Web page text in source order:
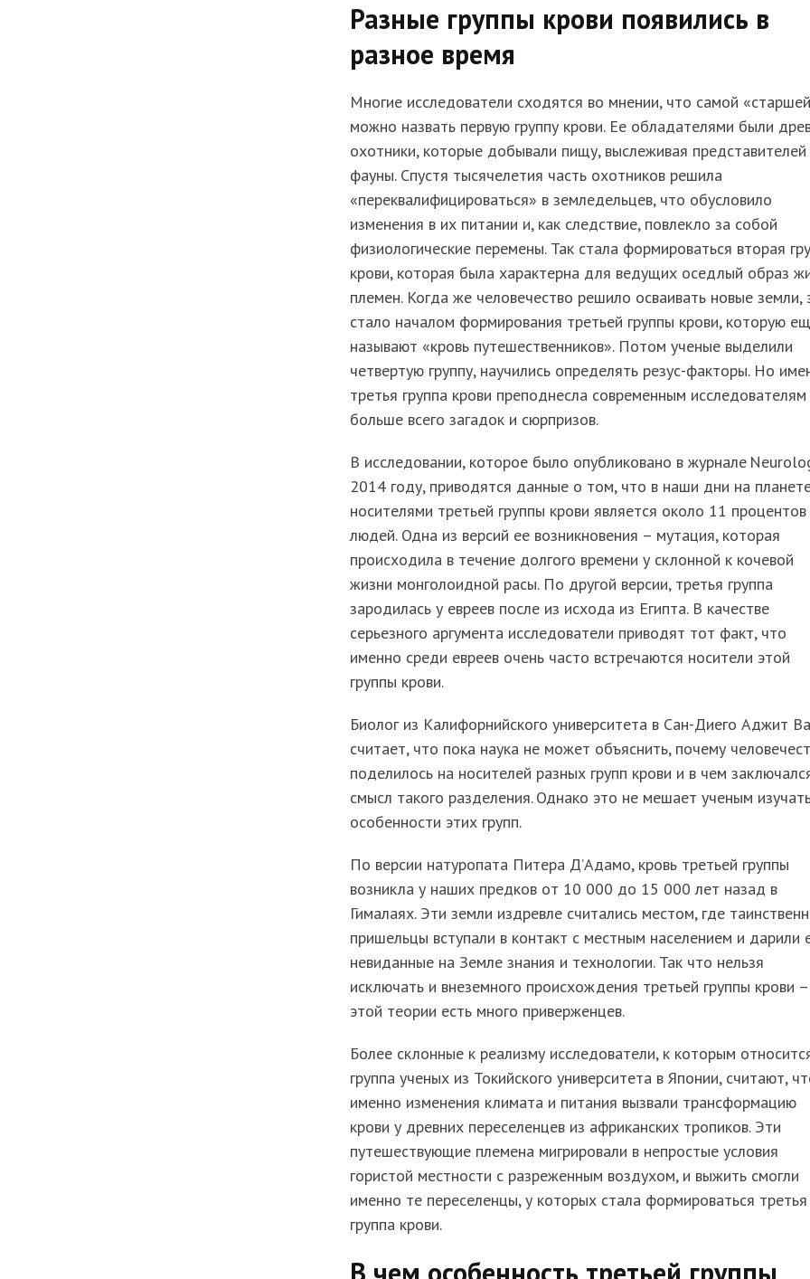
Разные группы крови появились в
разное время
Многие исследователи сходятся во мнении, что самой
можно назвать первую группу крови. Ее обладателями были
охотники, которые добывали пищу, выслеживая представителей
фауны. Спустя тысячелетия часть охотников решила
«переквалифицироваться» в земледельцев, что обусловило
изменения в их питании и, как следствие, повлекло за собой
физиологические перемены. Так стала формироваться вторая
крови, которая была характерна для ведущих оседлый образ
племен. Когда же человечество решило осваивать новые земли,
стало началом формирования третьей группы крови, которую
называют «кровь путешественников». Потом ученые выделили
четвертую группу, научились определять резус-факторы. Но
третья группа крови преподнесла современным исследователям
больше всего загадок и сюрпризов.
В исследовании, которое было опубликовано в журнале
2014 году, приводятся данные о том, что в наши дни на
носителями третьей группы крови является около 11 процентов
людей. Одна из версий ее возникновения – мутация, которая
происходила в течение долгого времени у склонной к кочевой
жизни монголоидной расы. По другой версии, третья группа
зародилась у евреев после из исхода из Египта. В качестве
серьезного аргумента исследователи приводят тот факт, что
именно среди евреев очень часто встречаются носители этой
группы крови.
Биолог из Калифорнийского университета в Сан-Диего Аджит
считает, что пока наука не может объяснить, почему
поделилось на носителей разных групп крови и в чем
смысл такого разделения. Однако это не мешает ученым
особенности этих групп.
По версии натуропата Питера Д’Адамо, кровь третьей группы
возникла у наших предков от 10 000 до 15 000 лет назад в
Гималаях. Эти земли издревле считались местом, где
пришельцы вступали в контакт с местным населением и дарили
невиданные на Земле знания и технологии. Так что нельзя
исключать и внеземного происхождения третьей группы крови
этой теории есть много приверженцев.
Более склонные к реализму исследователи, к которым
группа ученых из Токийского университета в Японии, считают,
именно изменения климата и питания вызвали трансформацию
крови у древних переселенцев из африканских тропиков. Эти
путешествующие племена мигрировали в непростые условия
гористой местности с разреженным воздухом, и выжить смогли
именно те переселенцы, у которых стала формироваться третья
группа крови.